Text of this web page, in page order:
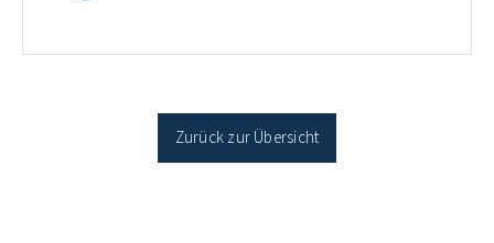
Antragstellende verpflichten sich zu energetischer
Sanierung in Einzelmaßnahmen […]
Zurück zur Übersicht